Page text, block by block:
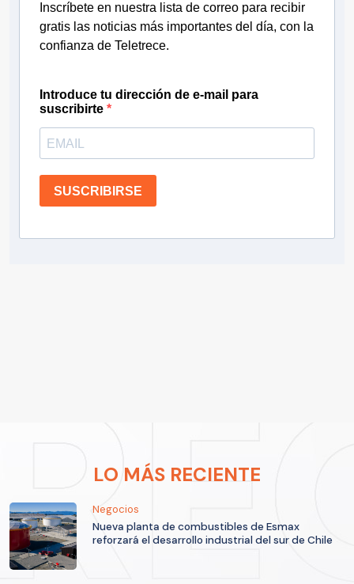
Inscríbete en nuestra lista de correo para recibir
gratis las noticias más importantes del día, con la
confianza de Teletrece.
Introduce tu dirección de e-mail para
suscribirte
SUSCRIBIRSE
LO MÁS RECIENTE
Negocios
Nueva planta de combustibles de Esmax
reforzará el desarrollo industrial del sur de Chile